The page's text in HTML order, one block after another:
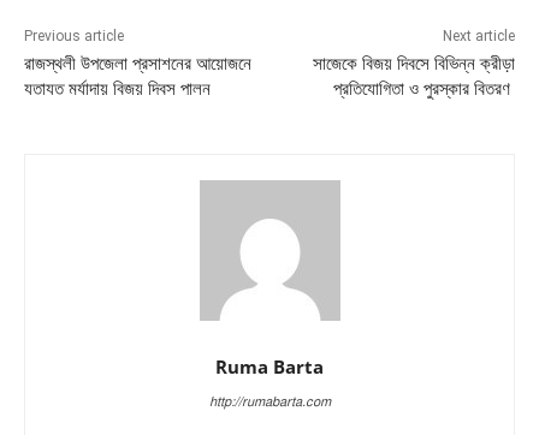
Previous article
রাজস্থলী উপজেলা প্রসাশনের আয়োজনে
যতাযত মর্যাদায় বিজয় দিবস পালন
Next article
সাজেকে বিজয় দিবসে বিভিন্ন ক্রীড়া
প্রতিযোগিতা ও পুরস্কার বিতরণ
Ruma Barta
http://rumabarta.com